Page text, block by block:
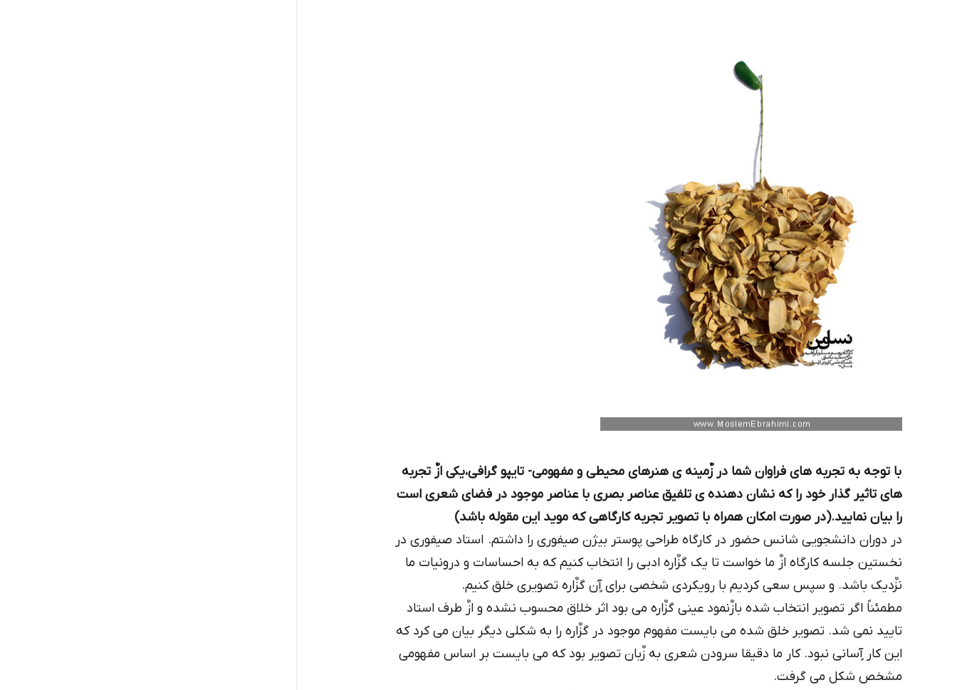
با توجه به تجربه های فراوان شما در زٌمینه ی هنرهای محیطی و مفهومی- تایپو گرافی،یکی ازٌ تجربه
های تاثیر گذار خود را که نشان دهنده ی تلفیق عناصر بصری با عناصر موجود در فضای شعری است
را بیان نمایید.(در صورت امکان همراه با تصویر تجربه کارگاهی که موید این مقوله باشد)
در دوران دانشجویی شانس حضور در کارگاه طراحی پوستر بیژن صیفوری را داشتم. استاد صیفوری در
نخستین جلسه کارگاه ازٌ ما خواست تا یک گزٌاره ادبی را انتخاب کنیم که به احساسات و درونیات ما
نزٌدیک باشد. و سپس سعی کردیم با رویکردی شخصی برای آٍن گزٌاره تصویری خلق کنیم.
مطمئناً اگر تصویر انتخاب شده بازٌنمود عینی گزٌاره می بود اثر خلاق محسوب نشده و ازٌ طرف استاد
تایید نمی شد. تصویر خلق شده می بایست مفهوم موجود در گزٌاره را به شکلی دیگر بیان می کرد که
این کار آٍسانی نبود. کار ما دقیقا سرودن شعری به زٌبان تصویر بود که می بایست بر اساس مفهومی
مشخص شکل می گرفت.